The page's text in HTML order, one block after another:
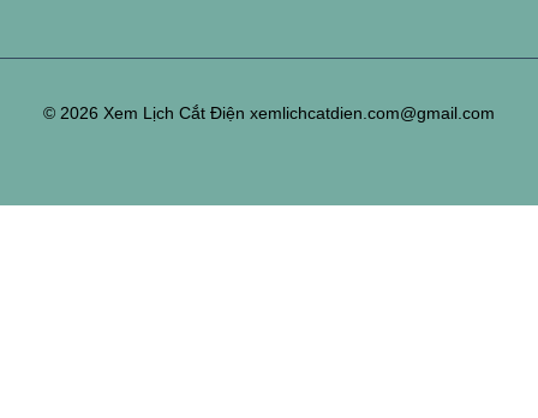
© 2026 Xem Lịch Cắt Điện xemlichcatdien.com@gmail.com